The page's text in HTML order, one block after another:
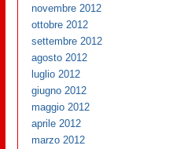
novembre 2012
ottobre 2012
settembre 2012
agosto 2012
luglio 2012
giugno 2012
maggio 2012
aprile 2012
marzo 2012